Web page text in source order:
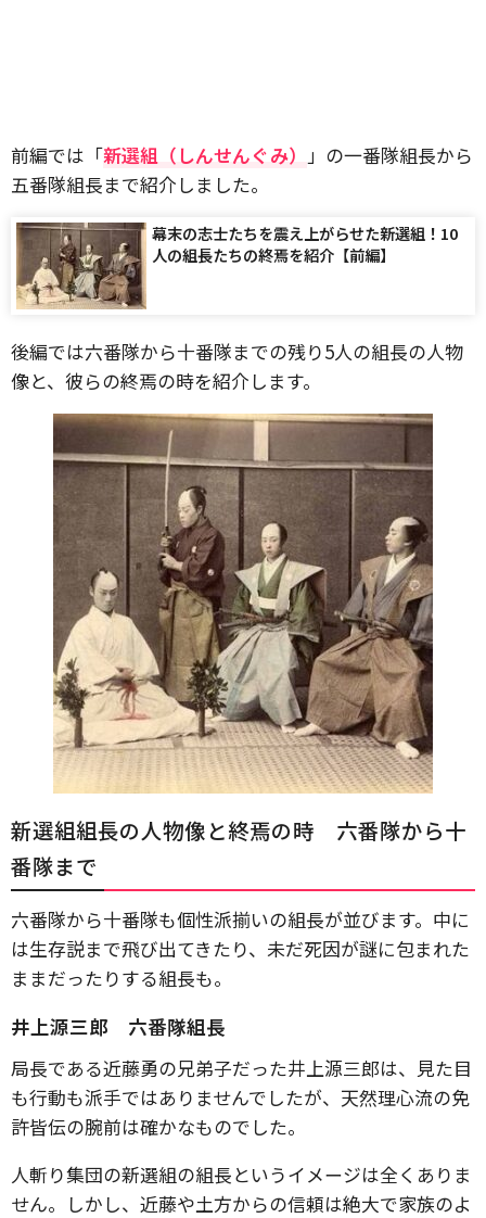
前編では「新選組（しんせんぐみ） 」の一番隊組長から
五番隊組長まで紹介しました。
幕末の志士たちを震え上がらせた新選組！10
人の組長たちの終焉を紹介【前編】
後編では六番隊から十番隊までの残り5人の組長の人物
像と、彼らの終焉の時を紹介します。
新選組組長の人物像と終焉の時 六番隊から十
番隊まで
六番隊から十番隊も個性派揃いの組長が並びます。中に
は生存説まで飛び出てきたり、未だ死因が謎に包まれた
ままだったりする組長も。
井上源三郎 六番隊組長
局長である近藤勇の兄弟子だった井上源三郎は、見た目
も行動も派手ではありませんでしたが、天然理心流の免
許皆伝の腕前は確かなものでした。
人斬り集団の新選組の組長というイメージは全くありま
せん。しかし、近藤や土方からの信頼は絶大で家族のよ